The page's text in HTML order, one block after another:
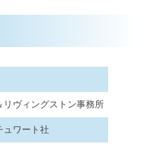
リヴィングストン事務所
ュワート社